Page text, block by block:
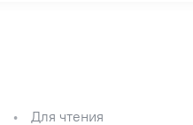
Для чтения